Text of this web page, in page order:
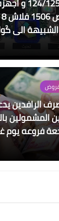
الى
الرافدين
المشمولين
فروعه يوم